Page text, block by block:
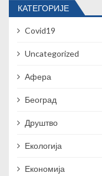
КАТЕГОРИЈЕ
Covid19
Uncategorized
Афера
Београд
Друштво
Екологија
Економија